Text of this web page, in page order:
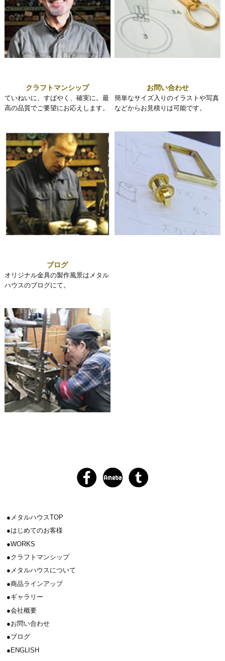
クラフトマンシップ
ていねいに、すばやく、確実に。最
高の品質でご要望にお応えします。
お問い合わせ
簡単なサイズ入りのイラストや写真
などからお見積りは可能です。
ブログ
オリジナル金具の製作風景はメタル
ハウスのブログにて。
メタルハウスTOP
はじめてのお客様
WORKS
クラフトマンシップ
メタルハウスについて
商品ラインアップ
ギャラリー
会社概要
お問い合わせ
ブログ
ENGLISH